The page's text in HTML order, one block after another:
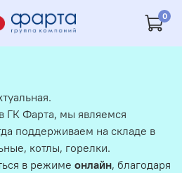
0
ГК Фарта, мы являемся
поддерживаем на складе в
котлы, горелки.
в режиме онлайн, благодаря